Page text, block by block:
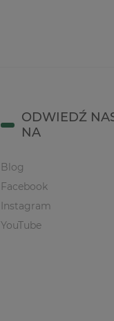
ODWIEDŹ
NA
Blog
Facebook
Instagram
YouTube